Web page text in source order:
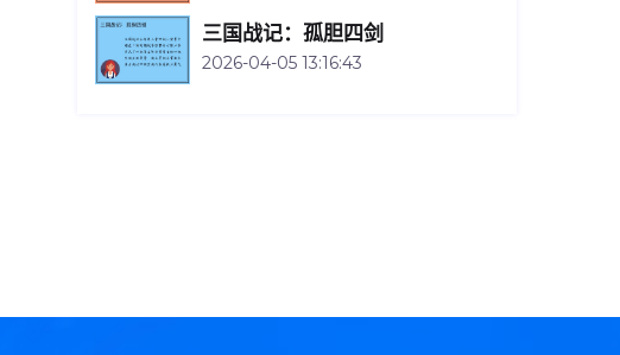
三国战记：孤胆四剑
2026-04-05 13:16:43